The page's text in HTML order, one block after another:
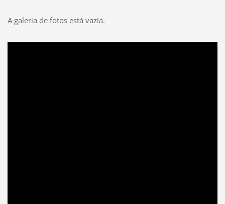
A galeria de fotos está vazia.